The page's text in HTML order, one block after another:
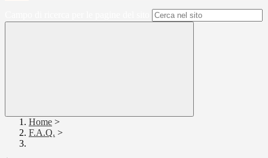
Home >
F.A.Q. >